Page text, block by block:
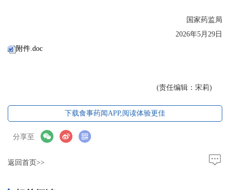
国家药监局
2026年5月29日
附件.doc
(责任编辑：宋莉)
下载食事药闻APP,阅读体验更佳
分享至
返回首页>>